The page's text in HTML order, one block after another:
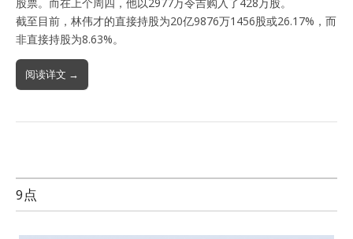
截至目前，林伟才的直接持股为20亿9876万1456股或26.17%，而
非直接持股为8.63%。
阅读详文 →
9点